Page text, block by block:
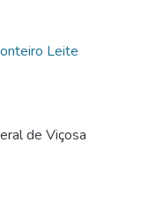
Leite
de Viçosa